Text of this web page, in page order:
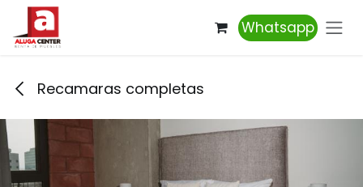
Ir al contenido
Whatsapp
Recamaras completas